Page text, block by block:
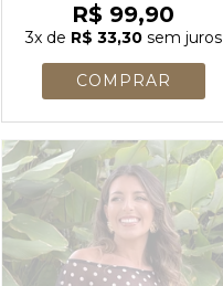
R$ 99,90
3xde R$ 33,30sem juros